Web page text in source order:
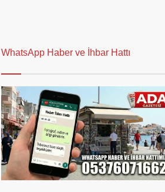
WhatsApp Haber ve İhbar Hattı